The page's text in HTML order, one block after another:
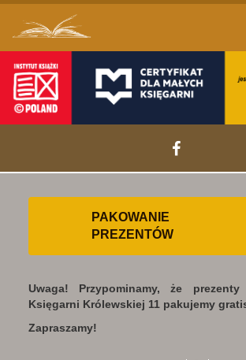
PAKOWANIE
PREZENTÓW
Uwaga! Przypominamy, że
Księgarni Królewskiej 11 pakujemy
Zapraszamy!